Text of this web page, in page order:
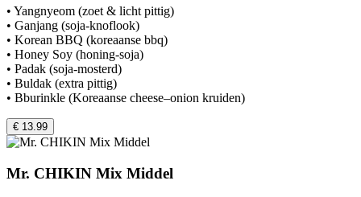
• Yangnyeom (zoet & licht pittig)
• Ganjang (soja-knoflook)
• Korean BBQ (koreaanse bbq)
• Honey Soy (honing-soja)
• Padak (soja-mosterd)
• Buldak (extra pittig)
• Bburinkle (Koreaanse cheese–onion kruiden)
€ 13.99
Mr. CHIKIN Mix Middel